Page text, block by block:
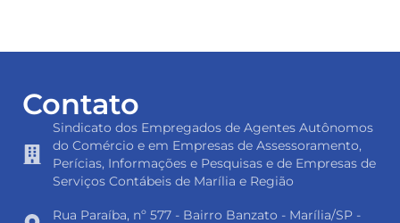
Contato
Sindicato dos Empregados de Agentes Autônomos
do Comércio e em Empresas de Assessoramento,
Perícias, Informações e Pesquisas e de Empresas de
Serviços Contábeis de Marília e Região
Rua Paraíba, nº 577 - Bairro Banzato - Marília/SP -